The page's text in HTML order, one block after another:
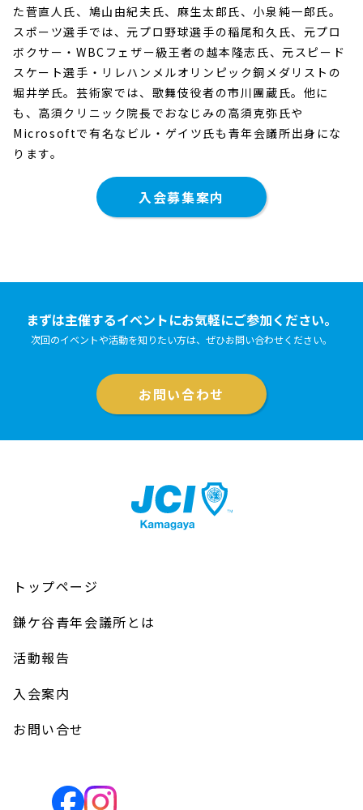
た菅直人氏、鳩山由紀夫氏、麻生太郎氏、小泉純一郎氏。
スポーツ選手では、元プロ野球選手の稲尾和久氏、元プロ
ボクサー・WBCフェザー級王者の越本隆志氏、元スピード
スケート選手・リレハンメルオリンピック銅メダリストの
堀井学氏。芸術家では、歌舞伎役者の市川團蔵氏。他に
も、高須クリニック院長でおなじみの高須克弥氏や
Microsoftで有名なビル・ゲイツ氏も青年会議所出身にな
ります。
入会募集案内
まずは主催するイベントにお気軽にご参加ください。
次回のイベントや活動を知りたい方は、ぜひお問い合わせください。
お問い合わせ
トップページ
鎌ケ谷青年会議所とは
活動報告
入会案内
お問い合せ